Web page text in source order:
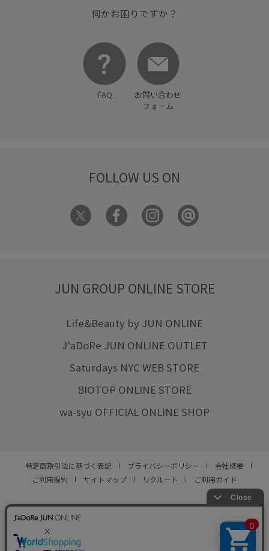
何かお困りですか？
FAQ
お問い合わせ
フォーム
FOLLOW US ON
JUN GROUP ONLINE STORE
Life&Beauty by JUN ONLINE
J'aDoRe JUN ONLINE OUTLET
Saturdays NYC WEB STORE
BIOTOP ONLINE STORE
wa-syu OFFICIAL ONLINE SHOP
特定商取引法に基づく表記 プライバシーポリシー
会社概要
ご利用規約
サイトマップ リクルート ご利用ガイド
© JUN CO.,LTD. ALL RIGHTS RESERVED.